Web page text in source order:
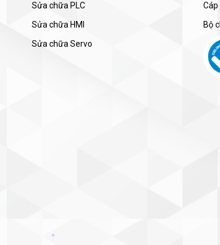
Sửa chữa PLC
Sửa chữa HMI
Sửa chữa Servo
Bộ